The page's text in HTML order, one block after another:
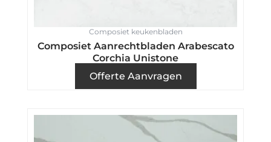
Composiet keukenbladen
Composiet Aanrechtbladen Arabescato
Corchia Unistone
Offerte Aanvragen